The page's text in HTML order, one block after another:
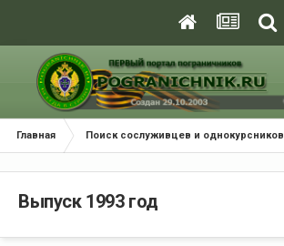
Главная Поиск сослуживцев и однокурсников
Выпуск 1993 год